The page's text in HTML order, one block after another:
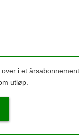
i et
utløp.